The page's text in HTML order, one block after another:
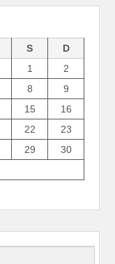
S
D
1
2
8
9
15
16
22
23
29
30